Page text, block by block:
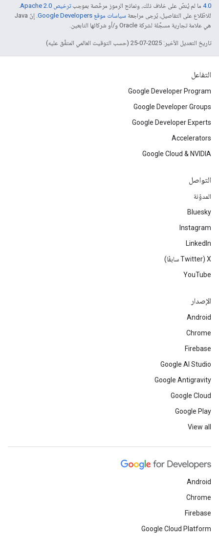
4.0‏ ما لم يُنصّ على خلاف ذلك، ونماذج الرموز مرخّصة بموجبترخيص Apache 2.0‏
.
للاطّلاع على التفاصيل، يُرجى مراجعة سياسات موقع Google Developers‏
. إنّ Java
هي علامة تجارية مسجَّلة لشركة Oracle و/أو شركائها التابعين.
تاريخ التعديل الأخير: 2025-07-25 (حسب التوقيت العالمي المتفَّق عليه)
التفاعل
Google Developer Program
Google Developer Groups
Google Developer Experts
Accelerators
Google Cloud & NVIDIA
التواصل
المدوّنة
Bluesky
Instagram
LinkedIn
‫X ‏(Twitter سابقًا)
YouTube
الإصدار
Android
Chrome
Firebase
Google AI Studio
Google Antigravity
Google Cloud
Google Play
View all
Android
Chrome
Firebase
Google Cloud Platform